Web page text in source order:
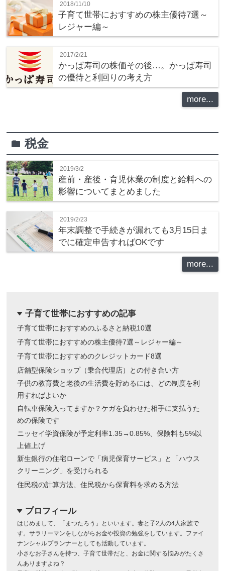
2018/11/10
子育て世帯におすすめの株主優待7選～
レジャー編～
2017/2/21
かっぱ寿司の株価その後…。かっぱ寿司
の優待と利回りの考え方
more...
folder税金
2019/3/2
産前・産後・育児休業の制度と給料への
影響についてまとめました
2019/2/23
年末調整で手続きが漏れても3月15日ま
でに確定申告すればOKです
more...
dropdown 子育て世帯におすすめの記事
子育て世帯におすすめのふるさと納税10選
子育て世帯におすすめの株主優待7選～レジャー編～
子育て世帯におすすめのクレジットカード8選
店舗型保険ショップ（乗合代理店）との付き合い方
子供の教育費と老後の生活費を貯めるには、どの制度を利
用すればよいか
自転車保険入ってますか？ケガを負わせた相手に支払うた
めの保険です
ニッセイ学資保険が予定利率1.35→0.85%、保険料も5%以
上値上げ
新生銀行の住宅ローンで「病児保育サービス」と「ハウス
クリーニング」を受けられる
住民税の計算方法、住民税から保育料を求める方法
dropdown プロフィール
はじめまして、「まつたろう」といいます。妻と子2人の4人家族で
す。サラリーマンをしながらお金や投資の勉強をしています。ファイ
ナンシャルプランナーとしても活動しています。
小さなお子さんを持つ、子育て世帯だと、お金に関する悩みがたくさ
んありますよね？